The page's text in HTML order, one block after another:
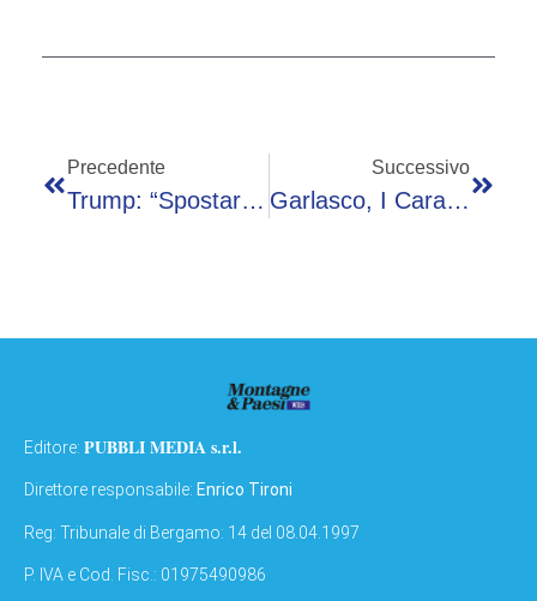
Precedente
Trump: “Spostare Truppe Da Basi Italiane? Ancora In Fase Valutazione”
Successivo
Garlasco, I Carabinieri: “Sempio Infatuato Di Chiara Poggi, Nei Video Intimi Il Movente Del Delitto”
Editore: PUBBLI MEDIA s.r.l.
Direttore responsabile: Enrico Tironi
Reg: Tribunale di Bergamo: 14 del 08.04.1997
P. IVA e Cod. Fisc.: 01975490986